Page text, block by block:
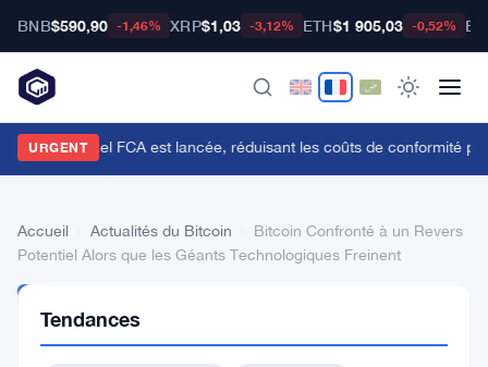
BNB$590,90 -1,46% XRP$1,03 -3,12% ETH$1 905,03 -0,52%
URGENT
du Manuel FCA est lancée, réduisant les coûts de conformité
Accueil Actualités du Bitcoin
Bitcoin Confronté à un Revers
Potentiel Alors que les Géants Technologiques Freinent
DU BITCOIN
Tendances